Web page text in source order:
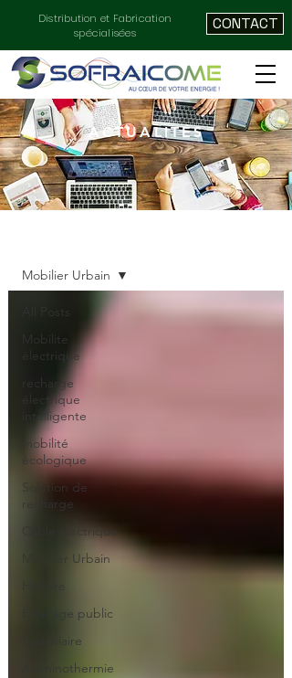
Distribution et Fabrication
spécialisées
CONTACT
ACTUALITÉS
All Posts
Mobilite
électrique
recharge
électrique
intelligente
mobilité
écologique
Solution de
recharge
Câble électrique
Mobilier Urbain
Éclairage public
Ferroviaire
Aluminothermie
Mobilier Urbain